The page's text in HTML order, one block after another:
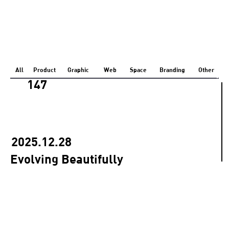
All Product Graphic Web Space Branding Other
2025.12.28
Evolving Beautifully
147